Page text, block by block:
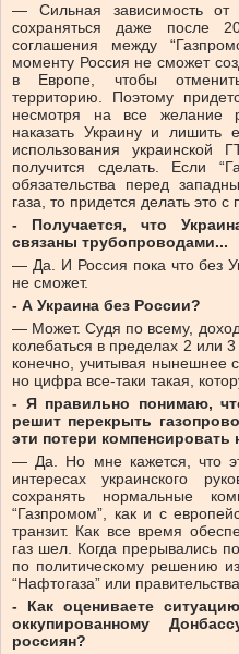
— Сильная зависимость
сохраняться даже после
соглашения между
моменту Россия не сможет
в Европе, чтобы
территорию. Поэтому
несмотря на все желание
наказать Украину и лишить
использования
получится сделать. Если
обязательства перед
газа, то придется делать это
- Получается, что
связаны трубопроводами...
— Да. И Россия пока что без
не сможет.
- А Украина без России?
— Может. Судя по всему,
колебаться в пределах 2 или
конечно, учитывая нынешнее
но цифра все-таки такая,
- Я правильно понимаю,
решит перекрыть
эти потери компенсировать
— Да. Но мне кажется, что
интересах украинского
сохранять нормальные
“Газпромом”, как и с
транзит. Как все время
газ шел. Когда прерывались
по политическому решению
“Нафтогаза” или
- Как оцениваете
оккупированному
россиян?